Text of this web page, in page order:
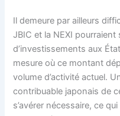
Il demeure par ailleurs
JBIC et la NEXI
d’investissements aux
mesure où ce montant
volume d’activité actuel.
contribuable japonais de
s’avérer nécessaire, ce